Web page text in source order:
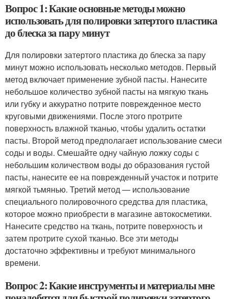
Вопрос 1: Какие основные методы можно
использовать для полировки затертого пластика
до блеска за пару минут
Для полировки затертого пластика до блеска за пару
минут можно использовать несколько методов. Первый
метод включает применение зубной пасты. Нанесите
небольшое количество зубной пасты на мягкую ткань
или губку и аккуратно потрите поврежденное место
круговыми движениями. После этого протрите
поверхность влажной тканью, чтобы удалить остатки
пасты. Второй метод предполагает использование смеси
соды и воды. Смешайте одну чайную ложку соды с
небольшим количеством воды до образования густой
пасты, нанесите ее на поврежденный участок и потрите
мягкой тьмянью. Третий метод — использование
специального полировочного средства для пластика,
которое можно приобрести в магазине автокосметики.
Нанесите средство на ткань, потрите поверхность и
затем протрите сухой тканью. Все эти методы
достаточно эффективны и требуют минимального
времени.
Вопрос 2: Какие инструменты и материалы мне